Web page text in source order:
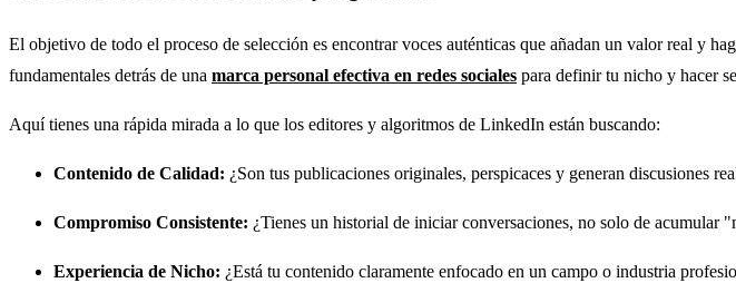
El objetivo de todo el proceso de selección es encontrar voces auténticas que añadan un valor real y
fundamentales detrás de una marca personal efectiva en redes sociales para definir tu nicho y hacer
Aquí tienes una rápida mirada a lo que los editores y algoritmos de LinkedIn están buscando:
Contenido de Calidad: ¿Son tus publicaciones originales, perspicaces y generan discusiones
Compromiso Consistente: ¿Tienes un historial de iniciar conversaciones, no solo de acumular
Experiencia de Nicho: ¿Está tu contenido claramente enfocado en un campo o industria